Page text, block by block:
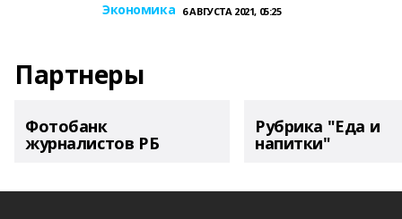
Экономика 6 АВГУСТА 2021, 05:25
Партнеры
Фотобанк
журналистов РБ
Рубрика "Еда и
напитки"